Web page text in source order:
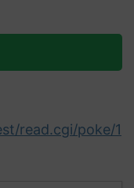
read.cgi/poke/1